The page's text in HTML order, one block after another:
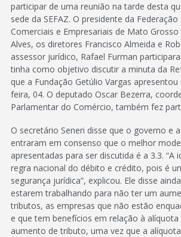
participar de uma reunião na tarde desta
sede da SEFAZ. O presidente da
Comerciais e Empresariais de Mato Grosso
Alves, os diretores Francisco Almeida e
assessor jurídico, Rafael Furman
tinha como objetivo discutir a minuta da
que a Fundação Getúlio Vargas
feira, 04. O deputado Oscar Bezerra,
Parlamentar do Comércio, também fez
O secretário Seneri disse que o governo e
entraram em consenso que o melhor
apresentadas para ser discutida é a 3.3. “A
regra nacional do débito e crédito, pois é
segurança jurídica”, explicou. Ele disse
estarem trabalhando para não ter um
tributos, as empresas que não estão
e que tem benefícios em relação à
aumento de tributo, uma vez que a